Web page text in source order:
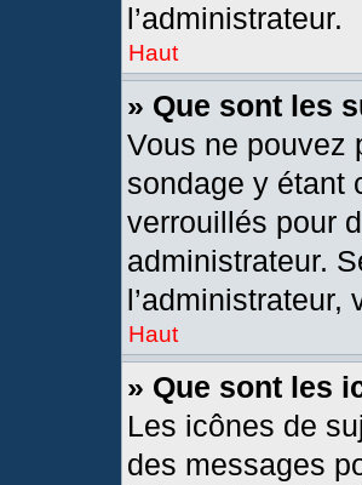
l’administrateur.
Haut
» Que sont les
Vous ne pouvez
sondage y étant
verrouillés pour
administrateur.
Haut
» Que sont les
Les icônes de
des messages